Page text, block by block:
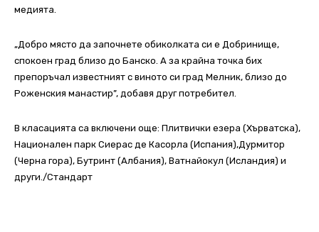
медията.
„Добро място да започнете обиколката си е Добринище,
спокоен град близо до Банско. А за крайна точка бих
препоръчал известният с виното си град Мелник, близо до
Роженския манастир”, добавя друг потребител.
В класацията са включени още: Плитвички езера (Хърватска),
Национален парк Сиерас де Касорла (Испания),Дурмитор
(Черна гора), Бутринт (Албания), Ватнайокул (Исландия) и
други./Стандарт